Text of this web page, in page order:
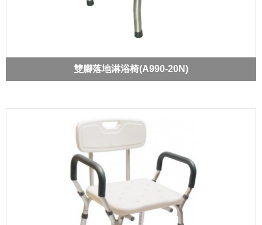
雙腳落地淋浴椅(A990-20N)